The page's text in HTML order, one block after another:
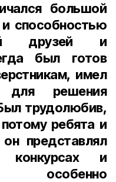
большой
способностью
друзей и
был готов
имел
для решения
трудолюбив,
ребята и
представлял
и
особенно